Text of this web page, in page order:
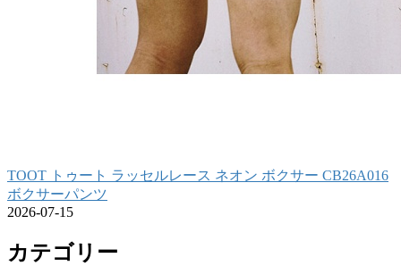
TOOT トゥート ラッセルレース ネオン ボクサー CB26A016
ボクサーパンツ
2026-07-15
カテゴリー